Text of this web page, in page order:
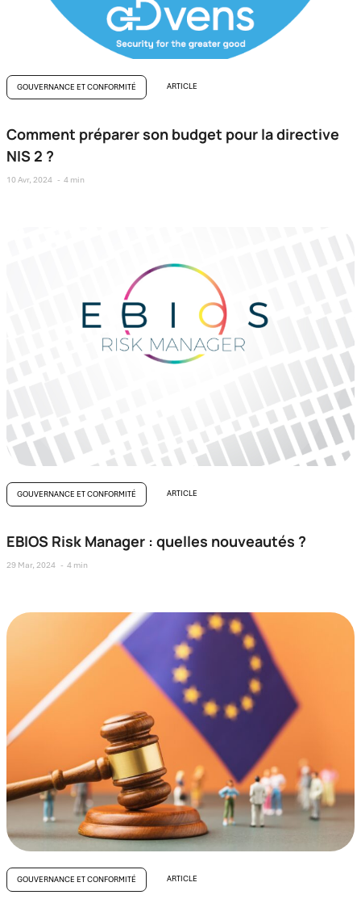
GOUVERNANCE ET CONFORMITÉ ARTICLE
Comment préparer son budget pour la directive
NIS 2 ?
10 Avr, 2024 4 min
GOUVERNANCE ET CONFORMITÉ ARTICLE
EBIOS Risk Manager : quelles nouveautés ?
29 Mar, 2024 4 min
GOUVERNANCE ET CONFORMITÉ ARTICLE